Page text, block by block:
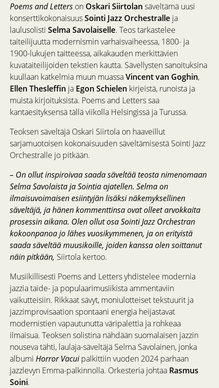
Poems and Letters on Oskari Siirtolan säveltämä uusi
konserttikokonaisuusSointi Jazz Orchestralle ja
laulusolisti Selma Savolaiselle. Teos tarkastelee
taiteilijuutta modernismin varhaisvaiheessa, 1800- ja
1900-lukujen taitteessa, aikakauden merkittävien
kuvataiteilijoiden tekstien kautta. Sävellysten sanoituksina
kuullaan katkelmia muun muassaVincent van Goghin,
Ellen Thesleffin ja Egon Schielen kirjeistä, runoista ja
muista kirjoituksista. Poems and Letters saa
kantaesityksensä tällä viikolla Helsingissä ja Turussa.
Teoksen säveltäjä Oskari Siirtola on haaveillut
sarjamuotoisen kokonaisuuden säveltämisestä Sointi Jazz
Orchestralle jo pitkään.
– On ollut inspiroivaa saada säveltää teosta nimenomaan
Selma Savolaista ja Sointia ajatellen. Selma on
ilmaisuvoimaisen esiintyjän lisäksi näkemyksellinen
säveltäjä, ja hänen kommenttinsa ovat olleet arvokkaita
prosessin aikana. Olen ollut osa Sointi Jazz Orchestran
kokoonpanoa jo lähes vuosikymmenen, ja on erityistä
saada säveltää muusikoille, joiden kanssa olen soittanut
näin pitkään, Siirtola kertoo.
Musiikillisesti Poems and Letters yhdistelee modernia
jazzia taide- ja populaarimusiikista ammentaviin
vaikutteisiin. Rikkaat sävyt, moniulotteiset tekstuurit ja
jazzimprovisaation spontaani energia heijastavat
modernistien vapautunutta väripalettia ja rohkeaa
ilmaisua. Teoksen solistina nähdään suomalaisen jazzin
nouseva tähti, laulaja-säveltäjä Selma Savolainen, jonka
albumi Horror Vacuipalkittiin vuoden 2024 parhaan
jazzlevyn Emma-palkinnolla. Orkesteria johtaa Rasmus
Soini.